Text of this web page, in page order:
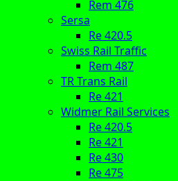
Rem 476
Sersa
Re 420.5
Swiss Rail Traffic
Rem 487
TR Trans Rail
Re 421
Widmer Rail Services
Re 420.5
Re 421
Re 430
Re 475